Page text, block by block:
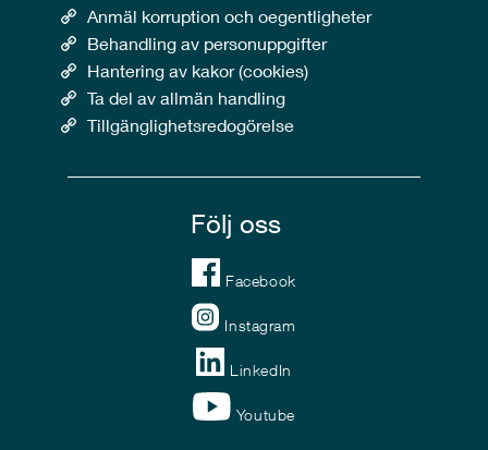
Anmäl korruption och oegentligheter
Behandling av personuppgifter
Hantering av kakor (cookies)
Ta del av allmän handling
Tillgänglighetsredogörelse
Följ oss
Facebook
Instagram
LinkedIn
Youtube